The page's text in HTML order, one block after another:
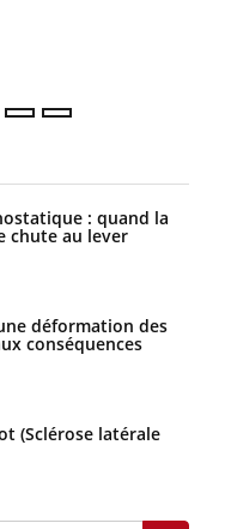
: quand la
chute au lever
déformation des
conséquences
(Sclérose latérale